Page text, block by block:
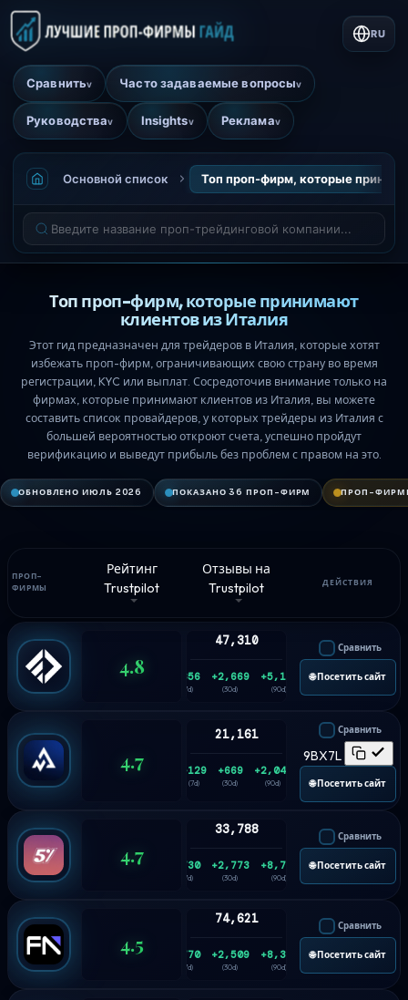
Сравнитьv Часто задаваемые вопросыv
Руководстваv Insightsv Рекламаv
RU
Основной список Топ проп-фирм, которые
Топ проп-фирм, которые принимают
клиентов из Италия
Этот гид предназначен для трейдеров в Италия, которые хотят
избежать проп-фирм, ограничивающих свою страну во время
регистрации, KYC или выплат. Сосредоточив внимание только на
фирмах, которые принимают клиентов из Италия, вы можете
составить список провайдеров, у которых трейдеры из Италия с
большей вероятностью откроют счета, успешно пройдут
верификацию и выведут прибыль без проблем с правом на это.
ОБНОВЛЕНО ИЮЛЬ 2026 ПОКАЗАНО 36 ПРОП-ФИРМ ПРОП-
ПРОП-
ФИРМЫ
Рейтинг
Trustpilot
Отзывы на
Trustpilot
ДЕЙСТВИЯ
4.8
47,310
+856
(7d)
+2,669
(30d)
+5,147
(90d)
Сравнить
🌐 Посетить сайт
4.7
21,161
+129
(7d)
+669
(30d)
+2,044
(90d)
Сравнить
9BX7L
🌐 Посетить сайт
4.7
33,788
+730
(7d)
+2,773
(30d)
+8,731
(90d)
Сравнить
🌐 Посетить сайт
4.5
74,621
+770
(7d)
+2,509
(30d)
+8,344
(90d)
Сравнить
🌐 Посетить сайт